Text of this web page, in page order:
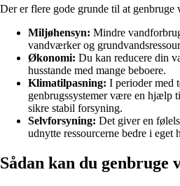
Der er flere gode grunde til at genbruge
Miljøhensyn: Mindre
vandværker og
Økonomi: Du kan reducere din
husstande med mange beboere.
Klimatilpasning: I perioder med
genbrugssystemer være en hjælp
sikre stabil forsyning.
Selvforsyning: Det giver en
udnytte ressourcerne bedre i eget
Sådan kan du genbruge